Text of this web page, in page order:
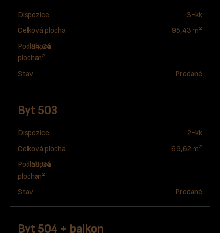
Dispozice
3+kk
Celková plocha
95,43 m²
Podlahová
plocha
84,24
m²
Stav
Prodané
Byt 503
Dispozice
2+kk
Celková plocha
69,62 m²
Podlahová
plocha
58,84
m²
Stav
Prodané
Byt 504 + balkon